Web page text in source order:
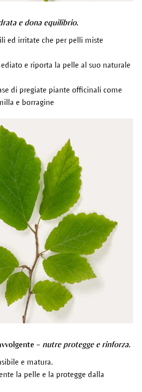
e dona equilibrio.
ed irritate che per pelli miste
e riporta la pelle al suo naturale
di pregiate piante officinali come
e borragine
– nutre protegge e rinforza.
e matura.
la pelle e la protegge dalla